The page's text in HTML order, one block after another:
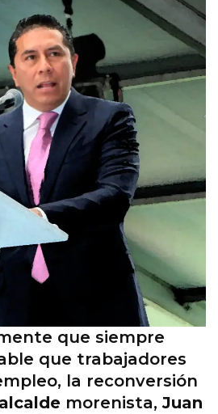
que siempre
que trabajadores
la reconversión
alcalde morenista,Juan